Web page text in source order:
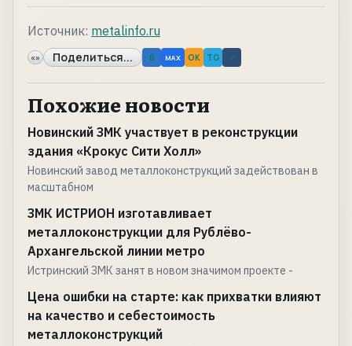
Источник: metalinfo.ru
«» Поделиться... B MAX OK TG ↗
Похожие новости
Новинский ЗМК участвует в реконструкции
здания «Крокус Сити Холл»
Новинский завод металлоконструкций задействован в
масштабном
ЗМК ИСТРИОН изготавливает
металлоконструкции для Рублёво-
Архангельской линии метро
Истринский ЗМК занят в новом значимом проекте -
Цена ошибки на старте: как прихватки влияют
на качество и себестоимость
металлоконструкций